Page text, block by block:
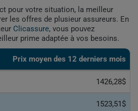
pour votre situation, la meilleur
les offres de plusieur assureurs. En
Clicassure, vous pouvez
prime adaptée à vos besoins.
Prix ​​moyen des 12 derniers mois
1426,28$
1523,51$